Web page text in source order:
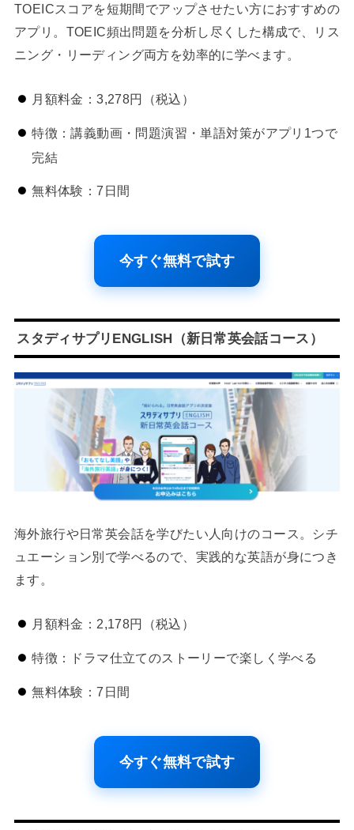
TOEICスコアを短期間でアップさせたい方におすすめの
アプリ。TOEIC頻出問題を分析し尽くした構成で、リス
ニング・リーディング両方を効率的に学べます。
月額料金：3,278円（税込）
特徴：講義動画・問題演習・単語対策がアプリ1つで
完結
無料体験：7日間
今すぐ無料で試す
スタディサプリENGLISH（新日常英会話コース）
海外旅行や日常英会話を学びたい人向けのコース。シチ
ュエーション別で学べるので、実践的な英語が身につき
ます。
月額料金：2,178円（税込）
特徴：ドラマ仕立てのストーリーで楽しく学べる
無料体験：7日間
今すぐ無料で試す